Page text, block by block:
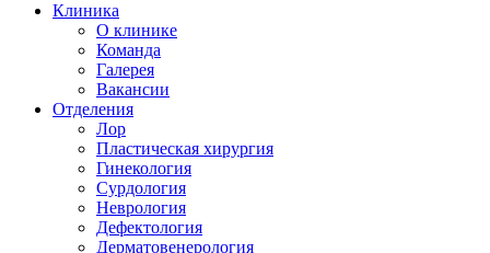
Клиника
О клинике
Команда
Галерея
Вакансии
Отделения
Лор
Пластическая хирургия
Гинекология
Сурдология
Неврология
Дефектология
Дерматовенерология